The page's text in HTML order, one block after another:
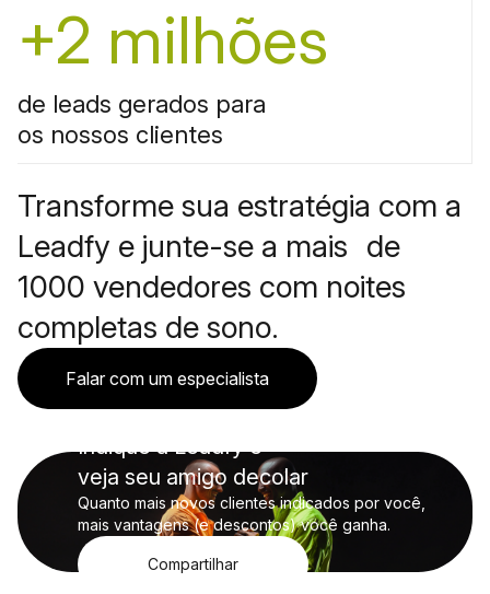
+2 milhões
de leads gerados para
os nossos clientes
Transforme sua estratégia com a
Leadfy e junte-se a mais de
1000 vendedores com noites
completas de sono.
Falar com um especialista
Indique a Leadfy e
veja seu amigo decolar
Quanto mais novos clientes indicados por você,
mais vantagens (e descontos) você ganha.
Compartilhar